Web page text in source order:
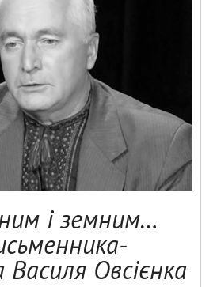
і земним…
Овсієнка